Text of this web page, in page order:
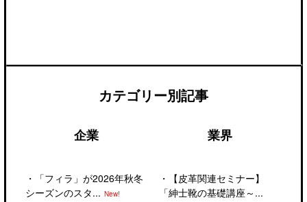
カテゴリー別記事
企業
・
「フィラ」が2026年秋冬
シーズンのスタ... New!
業界
・
【皮革関連セミナー】
「紳士靴の基礎講座～...